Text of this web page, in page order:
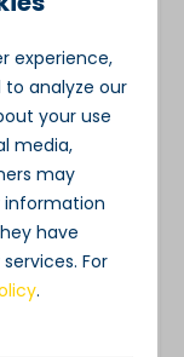
experience,
analyze our
your use
media,
may
have
For
.